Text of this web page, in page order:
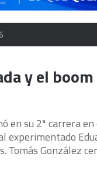
y el
en su 2ª carrera
experimentado
Tomás González